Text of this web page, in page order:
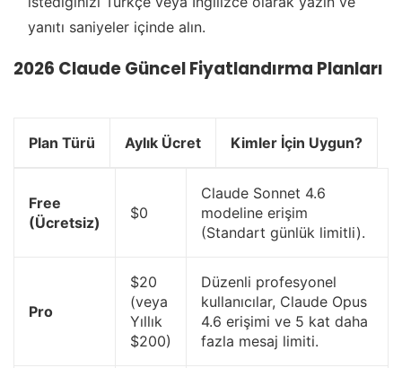
yanıtı saniyeler içinde alın.
2026 Claude Güncel Fiyatlandırma Planları
Plan Türü Aylık Ücret Kimler İçin Uygun?
Free
(Ücretsiz)
$0
Claude Sonnet 4.6
modeline erişim
(Standart günlük limitli).
Pro
$20
(veya
Yıllık
$200)
Düzenli profesyonel
kullanıcılar, Claude Opus
4.6 erişimi ve 5 kat daha
fazla mesaj limiti.